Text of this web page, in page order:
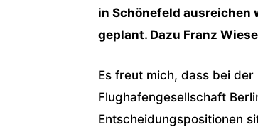
in Schönefeld ausreichen
geplant. Dazu Franz
Es freut mich, dass bei
Flughafengesellschaft
Entscheidungspositionen